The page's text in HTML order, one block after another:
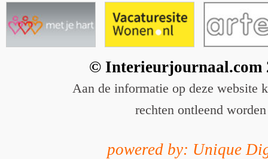
© Interieurjournaal.com
Aan de informatie op deze website
rechten ontleend worden
powered by: Unique